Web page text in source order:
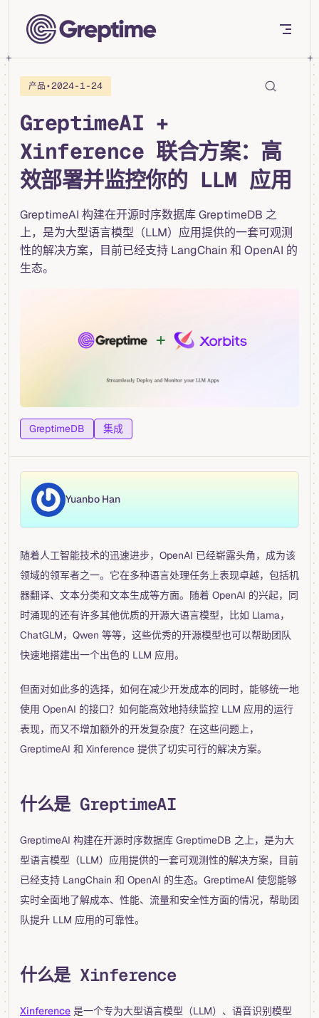
Skip to content
产品•2024-1-24
GreptimeAI +
Xinference 联合方案：高
效部署并监控你的 LLM 应用
GreptimeAI 构建在开源时序数据库 GreptimeDB 之
上，是为大型语言模型（LLM）应用提供的一套可观测
性的解决方案，目前已经支持 LangChain 和 OpenAI 的
生态。
GreptimeDB 集成
Yuanbo Han
随着人工智能技术的迅速进步，OpenAI 已经崭露头角，成为该
领域的领军者之一。它在多种语言处理任务上表现卓越，包括机
器翻译、文本分类和文本生成等方面。随着 OpenAI 的兴起，同
时涌现的还有许多其他优质的开源大语言模型，比如 Llama，
ChatGLM，Qwen 等等，这些优秀的开源模型也可以帮助团队
快速地搭建出一个出色的 LLM 应用。
但面对如此多的选择，如何在减少开发成本的同时，能够统一地
使用 OpenAI 的接口？如何能高效地持续监控 LLM 应用的运行
表现，而又不增加额外的开发复杂度？在这些问题上，
GreptimeAI 和 Xinference 提供了切实可行的解决方案。
什么是 GreptimeAI
GreptimeAI 构建在开源时序数据库 GreptimeDB 之上，是为大
型语言模型（LLM）应用提供的一套可观测性的解决方案，目前
已经支持 LangChain 和 OpenAI 的生态。GreptimeAI 使您能够
实时全面地了解成本、性能、流量和安全性方面的情况，帮助团
队提升 LLM 应用的可靠性。
什么是 Xinference
Xinference 是一个专为大型语言模型（LLM）、语音识别模型